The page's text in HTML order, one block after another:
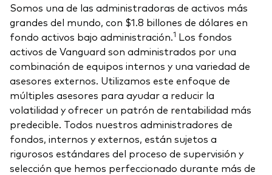
Somos una de las administradoras de activos más
grandes del mundo, con $1.8 billones de dólares en
fondo activos bajo administración.1 Los fondos
activos de Vanguard son administrados por una
combinación de equipos internos y una variedad de
asesores externos. Utilizamos este enfoque de
múltiples asesores para ayudar a reducir la
volatilidad y ofrecer un patrón de rentabilidad más
predecible. Todos nuestros administradores de
fondos, internos y externos, están sujetos a
rigurosos estándares del proceso de supervisión y
selección que hemos perfeccionado durante más de